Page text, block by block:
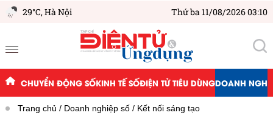
29°C,Hà Nội Thứ ba 11/08/2026 03:10
CHUYỂN ĐỘNG SỐKINH TẾ SỐĐIỆN TỬ TIÊU DÙNGDOANH
Trang chủ Doanh nghiệp số Kết nối sáng tạo